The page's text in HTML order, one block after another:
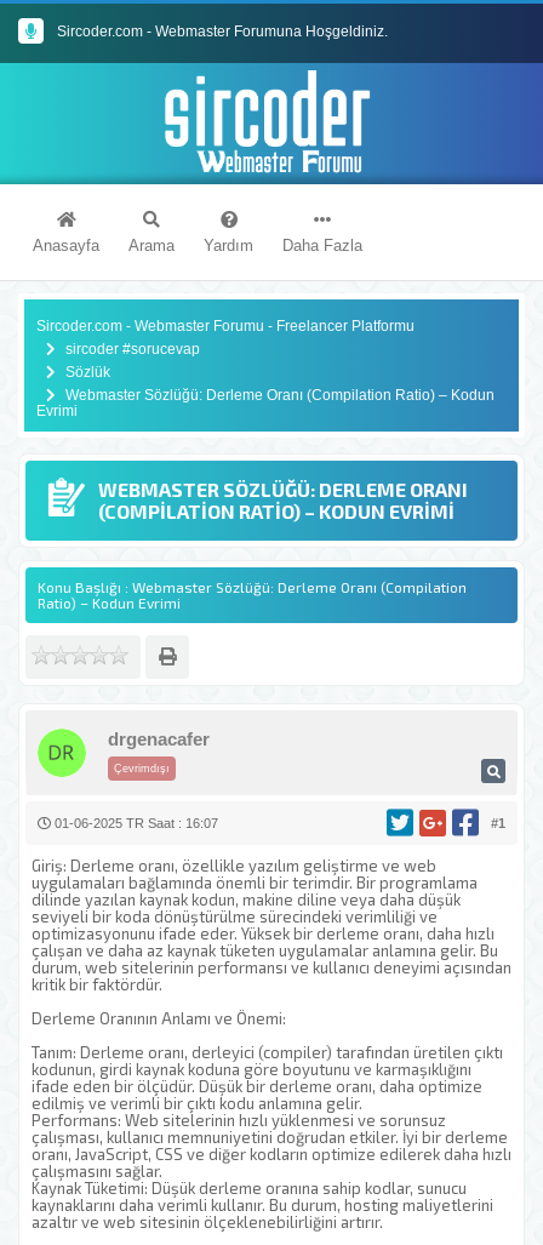
Sircoder.com - Webmaster Forumuna Hoşgeldiniz.
Sircoder.com Webmaster Forumu Kuralları
Anasayfa Arama Yardım Daha Fazla
Sircoder.com - Webmaster Forumu - Freelancer Platformu
sircoder #sorucevap
Sözlük
Webmaster Sözlüğü: Derleme Oranı (Compilation Ratio) – Kodun
Evrimi
WEBMASTER SÖZLÜĞÜ: DERLEME ORANI
(COMPILATION RATIO) – KODUN EVRIMI
Konu Başlığı : Webmaster Sözlüğü: Derleme Oranı (Compilation
Ratio) – Kodun Evrimi
Çevrimdışı
drgenacafer
#1
01-06-2025 TR Saat : 16:07
Giriş: Derleme oranı, özellikle yazılım geliştirme ve web
uygulamaları bağlamında önemli bir terimdir. Bir programlama
dilinde yazılan kaynak kodun, makine diline veya daha düşük
seviyeli bir koda dönüştürülme sürecindeki verimliliği ve
optimizasyonunu ifade eder. Yüksek bir derleme oranı, daha hızlı
çalışan ve daha az kaynak tüketen uygulamalar anlamına gelir. Bu
durum, web sitelerinin performansı ve kullanıcı deneyimi açısından
kritik bir faktördür.
Derleme Oranının Anlamı ve Önemi:
Tanım: Derleme oranı, derleyici (compiler) tarafından üretilen çıktı
kodunun, girdi kaynak koduna göre boyutunu ve karmaşıklığını
ifade eden bir ölçüdür. Düşük bir derleme oranı, daha optimize
edilmiş ve verimli bir çıktı kodu anlamına gelir.
Performans: Web sitelerinin hızlı yüklenmesi ve sorunsuz
çalışması, kullanıcı memnuniyetini doğrudan etkiler. İyi bir derleme
oranı, JavaScript, CSS ve diğer kodların optimize edilerek daha hızlı
çalışmasını sağlar.
Kaynak Tüketimi: Düşük derleme oranına sahip kodlar, sunucu
kaynaklarını daha verimli kullanır. Bu durum, hosting maliyetlerini
azaltır ve web sitesinin ölçeklenebilirliğini artırır.